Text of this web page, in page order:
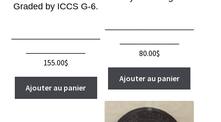
Graded by ICCS G-6.
155.00$
Ajouter au panier
80.00$
Ajouter au panier